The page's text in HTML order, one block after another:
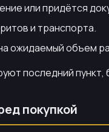
или придётся
и транспорта.
ожидаемый объем
последний
покупкой